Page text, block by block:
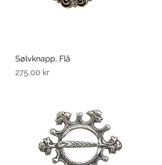
Sølvknapp, Flå
Pris
275,00 kr